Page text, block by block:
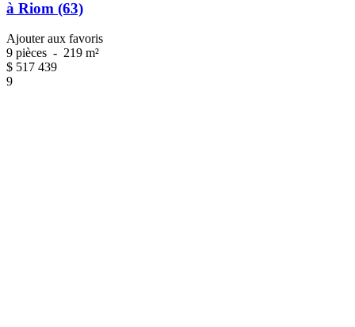
à Riom (63)
Ajouter aux favoris
9 pièces - 219 m²
$ 517 439
9